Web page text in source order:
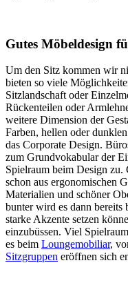
Gutes Möbeldesign
Um den Sitz kommen wir
bieten so viele
Sitzlandschaft oder
Rückenteilen oder
weitere Dimension der
Farben, hellen oder
das Corporate Design.
zum Grundvokabular der
Spielraum beim Design zu.
schon aus ergonomischen
Materialien und schöner
bunter wird es dann bereits
starke Akzente setzen
einzubüssen. Viel
es beim Loungemobiliar,
Sitzgruppen eröffnen sich